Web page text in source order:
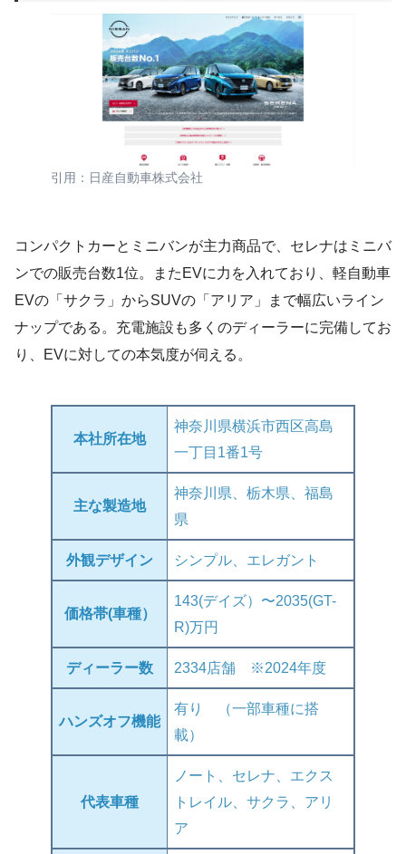
引用：日産自動車株式会社
コンパクトカーとミニバンが主力商品で、セレナはミニバ
ンでの販売台数1位。またEVに力を入れており、軽自動車
EVの「サクラ」からSUVの「アリア」まで幅広いライン
ナップである。充電施設も多くのディーラーに完備してお
り、EVに対しての本気度が伺える。
本社所在地
神奈川県横浜市西区高島
一丁目1番1号
主な製造地
神奈川県、栃木県、福島
県
外観デザイン シンプル、エレガント
価格帯(車種）
143(デイズ）〜2035(GT-
R)万円
ディーラー数 2334店舗 ※2024年度
ハンズオフ機能
有り （一部車種に搭
載）
代表車種
ノート、セレナ、エクス
トレイル、サクラ、アリ
ア